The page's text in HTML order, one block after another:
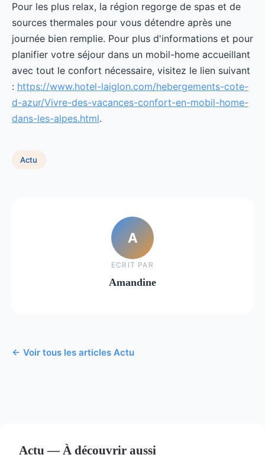
Pour les plus relax, la région regorge de spas et de
sources thermales pour vous détendre après une
journée bien remplie. Pour plus d'informations et pour
planifier votre séjour dans un mobil-home accueillant
avec tout le confort nécessaire, visitez le lien suivant
: https://www.hotel-laiglon.com/hebergements-cote-
d-azur/Vivre-des-vacances-confort-en-mobil-home-
dans-les-alpes.html.
Actu
A
ECRIT PAR
Amandine
← Voir tous les articles Actu
Actu — À découvrir aussi